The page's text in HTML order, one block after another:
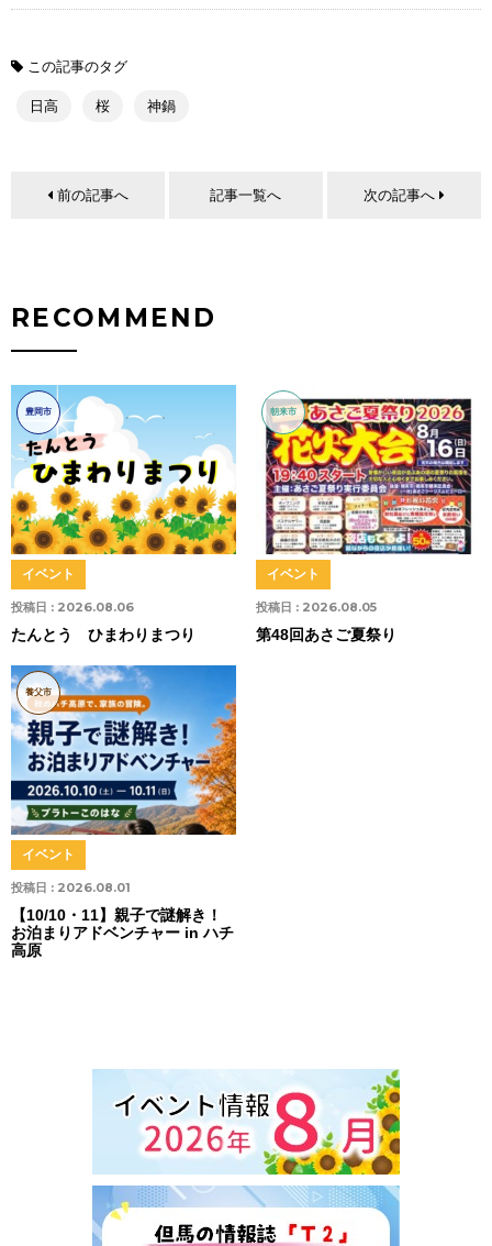
この記事のタグ
日高 桜 神鍋
前の記事へ 記事一覧へ 次の記事へ
RECOMMEND
豊岡市
投稿日 : 2026.08.06
イベント
たんとう ひまわりまつり
朝来市
投稿日 : 2026.08.05
イベント
第48回あさご夏祭り
養父市
投稿日 : 2026.08.01
イベント
【10/10・11】親子で謎解き！
お泊まりアドベンチャー in ハチ
高原